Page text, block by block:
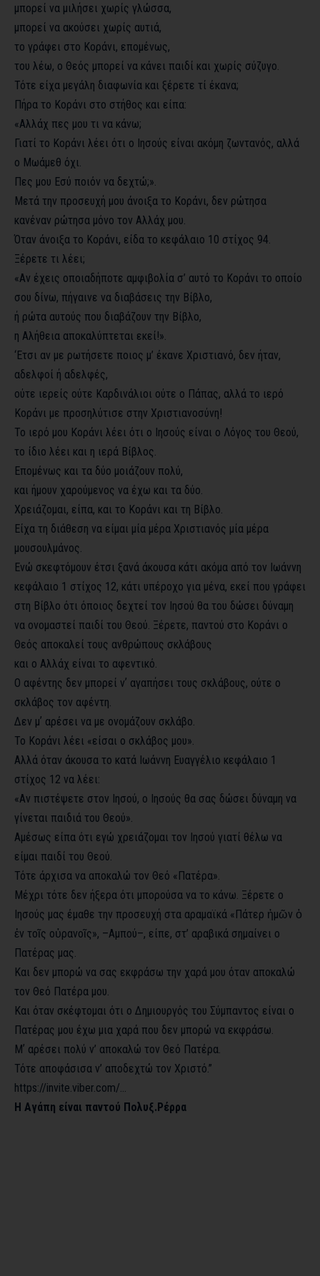
μπορεί να μιλήσει χωρίς γλώσσα,
μπορεί να ακούσει χωρίς αυτιά,
το γράφει στο Κοράνι, επομένως,
του λέω, ο Θεός μπορεί να κάνει παιδί και χωρίς σύζυγο.
Τότε είχα μεγάλη διαφωνία και ξέρετε τί έκανα;
Πήρα το Κοράνι στο στήθος και είπα:
«Αλλάχ πες μου τι να κάνω;
Γιατί το Κοράνι λέει ότι ο Ιησούς είναι ακόμη ζωντανός, αλλά
ο Μωάμεθ όχι.
Πες μου Εσύ ποιόν να δεχτώ;».
Μετά την προσευχή μου άνοιξα το Κοράνι, δεν ρώτησα
κανέναν ρώτησα μόνο τον Αλλάχ μου.
Όταν άνοιξα το Κοράνι, είδα το κεφάλαιο 10 στίχος 94.
Ξέρετε τι λέει;
«Αν έχεις οποιαδήποτε αμφιβολία σ’ αυτό το Κοράνι το οποίο
σου δίνω, πήγαινε να διαβάσεις την Βίβλο,
ή ρώτα αυτούς που διαβάζουν την Βίβλο,
η Αλήθεια αποκαλύπτεται εκεί!».
‘Ετσι αν με ρωτήσετε ποιος μ’ έκανε Χριστιανό, δεν ήταν,
αδελφοί ή αδελφές,
ούτε ιερείς ούτε Καρδινάλιοι ούτε ο Πάπας, αλλά το ιερό
Κοράνι με προσηλύτισε στην Χριστιανοσύνη!
Το ιερό μου Κοράνι λέει ότι ο Ιησούς είναι ο Λόγος του Θεού,
το ίδιο λέει και η ιερά Βίβλος.
Επομένως και τα δύο μοιάζουν πολύ,
και ήμουν χαρούμενος να έχω και τα δύο.
Χρειάζομαι, είπα, και το Κοράνι και τη Βίβλο.
Είχα τη διάθεση να είμαι μία μέρα Χριστιανός μία μέρα
μουσουλμάνος.
Ενώ σκεφτόμουν έτσι ξανά άκουσα κάτι ακόμα από τον Ιωάννη
κεφάλαιο 1 στίχος 12, κάτι υπέροχο για μένα, εκεί που γράφει
στη Βίβλο ότι όποιος δεχτεί τον Ιησού θα του δώσει δύναμη
να ονομαστεί παιδί του Θεού. Ξέρετε, παντού στο Κοράνι ο
Θεός αποκαλεί τους ανθρώπους σκλάβους
και ο Αλλάχ είναι το αφεντικό.
Ο αφέντης δεν μπορεί νʼ αγαπήσει τους σκλάβους, ούτε ο
σκλάβος τον αφέντη.
Δεν μʼ αρέσει να με ονομάζουν σκλάβο.
Το Κοράνι λέει «είσαι ο σκλάβος μου».
Αλλά όταν άκουσα το κατά Ιωάννη Ευαγγέλιο κεφάλαιο 1
στίχος 12 να λέει:
«Αν πιστέψετε στον Ιησού, ο Ιησούς θα σας δώσει δύναμη να
γίνεται παιδιά του Θεού».
Αμέσως είπα ότι εγώ χρειάζομαι τον Ιησού γιατί θέλω να
είμαι παιδί του Θεού.
Τότε άρχισα να αποκαλώ τον Θεό «Πατέρα».
Μέχρι τότε δεν ήξερα ότι μπορούσα να το κάνω. Ξέρετε ο
Ιησούς μας έμαθε την προσευχή στα αραμαϊκά «Πάτερ ἡμῶν ὁ
ἐν τοῖς οὐρανοῖς», –Αμπού–, είπε, στ’ αραβικά σημαίνει ο
Πατέρας μας.
Και δεν μπορώ να σας εκφράσω την χαρά μου όταν αποκαλώ
τον Θεό Πατέρα μου.
Και όταν σκέφτομαι ότι ο Δημιουργός του Σύμπαντος είναι ο
Πατέρας μου έχω μια χαρά που δεν μπορώ να εκφράσω.
Μʼ αρέσει πολύ ν’ αποκαλώ τον Θεό Πατέρα.
Τότε αποφάσισα ν’ αποδεχτώ τον Χριστό.”
https://invite.viber.com/…
Η Αγάπη είναι παντού Πολυξ.Ρέρρα